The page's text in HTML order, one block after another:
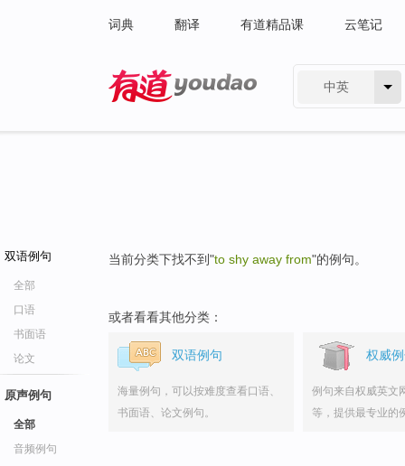
词典 翻译 有道精品课 云笔记
中英
双语例句
全部
口语
书面语
论文
原声例句
全部
音频例句
当前分类下找不到"to shy away from"的例句。
或者看看其他分类：
双语例句
海量例句，可以按难度查看口语、
书面语、论文例句。
权威
例句来自权威英文
等，提供最专业的